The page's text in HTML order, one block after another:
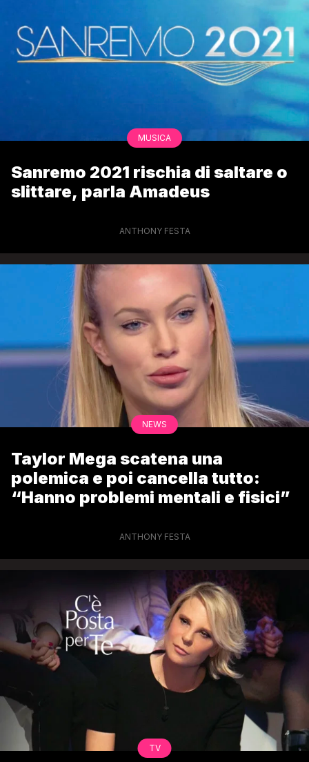
MUSICA
Sanremo 2021 rischia di saltare o
slittare, parla Amadeus
ANTHONY FESTA
NEWS
Taylor Mega scatena una
polemica e poi cancella tutto:
“Hanno problemi mentali e fisici”
ANTHONY FESTA
TV